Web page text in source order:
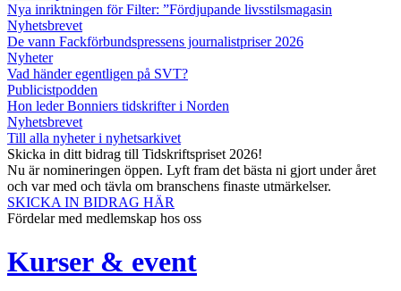
Nya inriktningen för Filter: ”Fördjupande livsstilsmagasin
Nyhetsbrevet
De vann Fackförbundspressens journalistpriser 2026
Nyheter
Vad händer egentligen på SVT?
Publicistpodden
Hon leder Bonniers tidskrifter i Norden
Nyhetsbrevet
Till alla nyheter i nyhetsarkivet
Skicka in ditt bidrag till Tidskriftspriset 2026!
Nu är nomineringen öppen. Lyft fram det bästa ni gjort under året
och var med och tävla om branschens finaste utmärkelser.
SKICKA IN BIDRAG HÄR
Fördelar med medlemskap hos oss
Kurser & event